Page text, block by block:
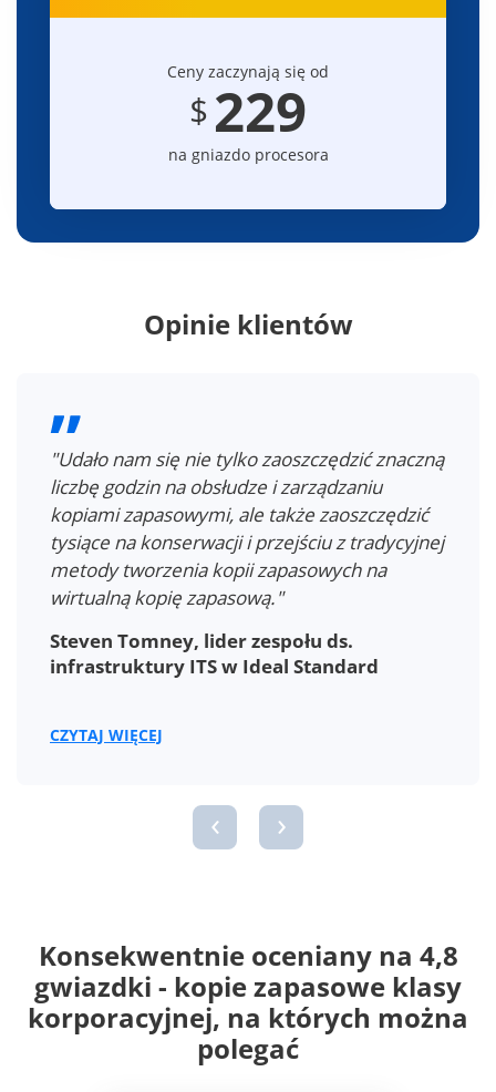
Ceny zaczynają się od
$229
na gniazdo procesora
Opinie klientów
"NAKIVO zapewniło nam ponad 600%
oszczędności na naszej platformie do ochrony
i tworzenia kopii zapasowych maszyn
wirtualnych, zapewniając jednocześnie wyższą
wydajność kopii zapasowej i replikacji, która
jest prosta, solidna i skalowalna."
Brendan Armstrong, CTO w Afrihost (Pty)
Ltd
CZYTAJ WIĘCEJ
‹ ›
Konsekwentnie oceniany na 4,8
gwiazdki - kopie zapasowe klasy
korporacyjnej, na których można
polegać